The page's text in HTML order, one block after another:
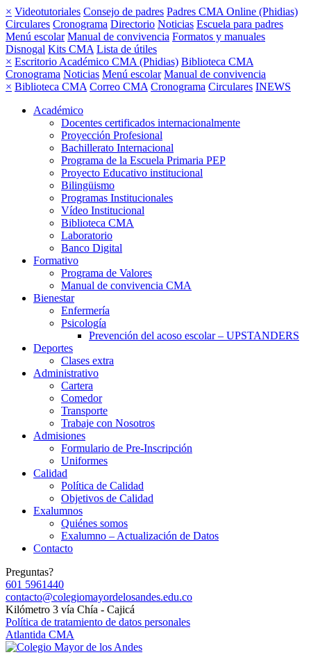
× Videotutoriales Consejo de padres Padres CMA Online (Phidias)
Circulares Cronograma Directorio Noticias Escuela para padres
Menú escolar Manual de convivencia Formatos y manuales
Disnogal Kits CMA Lista de útiles
× Escritorio Académico CMA (Phidias) Biblioteca CMA
Cronograma Noticias Menú escolar Manual de convivencia
× Biblioteca CMA Correo CMA Cronograma Circulares INEWS
Académico
Docentes certificados internacionalmente
Proyección Profesional
Bachillerato Internacional
Programa de la Escuela Primaria PEP
Proyecto Educativo institucional
Bilingüismo
Programas Institucionales
Vídeo Institucional
Biblioteca CMA
Laboratorio
Banco Digital
Formativo
Programa de Valores
Manual de convivencia CMA
Bienestar
Enfermería
Psicología
Prevención del acoso escolar – UPSTANDERS
Deportes
Clases extra
Administrativo
Cartera
Comedor
Transporte
Trabaje con Nosotros
Admisiones
Formulario de Pre-Inscripción
Uniformes
Calidad
Política de Calidad
Objetivos de Calidad
Exalumnos
Quiénes somos
Exalumno – Actualización de Datos
Contacto
Preguntas?
601 5961440
contacto@colegiomayordelosandes.edu.co
Kilómetro 3 vía Chía - Cajicá
Política de tratamiento de datos personales
Atlantida CMA